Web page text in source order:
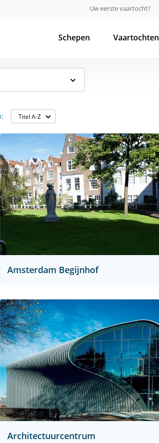
Uw eerste vaartocht?
Schepen Vaartochten
Amsterdam Begijnhof
Architectuurcentrum